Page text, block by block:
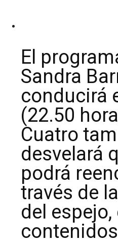
El
Sandra
conducirá
(22.50
Cuatro
desvelará
podrá
través de
del